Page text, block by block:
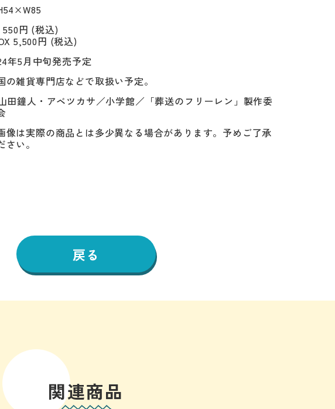
550円 (税込)
5,500円 (税込)
年5月中旬発売予定
の雑貨専門店などで取扱い予定。
田鐘人・アベツカサ／小学館／「葬送のフリーレン」製作委
像は実際の商品とは多少異なる場合があります。予めご了承
さい。
戻る
関連商品